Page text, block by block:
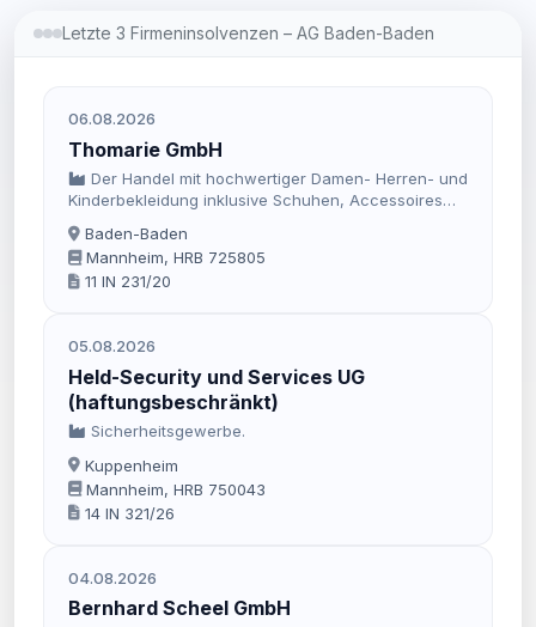
Letzte 3 Firmeninsolvenzen – AG Baden-Baden
06.08.2026
Thomarie GmbH
Der Handel mit hochwertiger Damen- Herren- und
Kinderbekleidung inklusive Schuhen, Accessoires
sowie Kunst und Design.
Baden-Baden
Mannheim, HRB 725805
11 IN 231/20
05.08.2026
Held-Security und Services UG
(haftungsbeschränkt)
Sicherheitsgewerbe.
Kuppenheim
Mannheim, HRB 750043
14 IN 321/26
04.08.2026
Bernhard Scheel GmbH